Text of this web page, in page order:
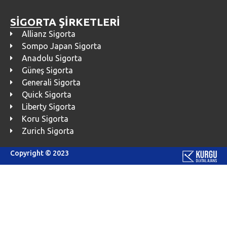
SİGORTA ŞİRKETLERİ
Allianz Sigorta
Sompo Japan Sigorta
Anadolu Sigorta
Güneş Sigorta
Generali Sigorta
Quick Sigorta
Liberty Sigorta
Koru Sigorta
Zurich Sigorta
Copyright © 2023